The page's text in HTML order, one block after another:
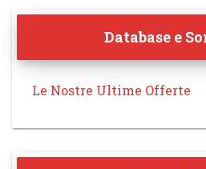
Database e
Le Nostre Ultime Offerte